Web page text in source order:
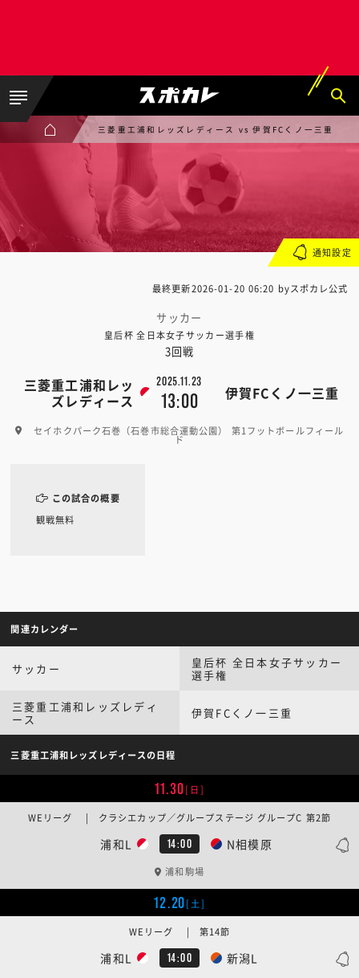
三菱重工浦和レッズレディース vs 伊賀FCくノ一三重
最終更新2026-01-20 06:20 byスポカレ公式
サッカー
皇后杯 全日本女子サッカー選手権
3回戦
三菱重工浦和レッ
ズレディース
2025.11.23
13:00 伊賀FCくノ一三重
セイホクパーク石巻（石巻市総合運動公園） 第1フットボールフィール
ド
通知設定
この試合の概要
観戦無料
関連カレンダー
サッカー
皇后杯 全日本女子サッカー
選手権
三菱重工浦和レッズレディ
ース
伊賀FCくノ一三重
三菱重工浦和レッズレディースの日程
11.30[日]
浦和L 14:00 N相模原
WEリーグ | クラシエカップ／グループステージ グループC 第2節
浦和駒場
12.20[土]
浦和L 14:00 新潟L
WEリーグ | 第14節